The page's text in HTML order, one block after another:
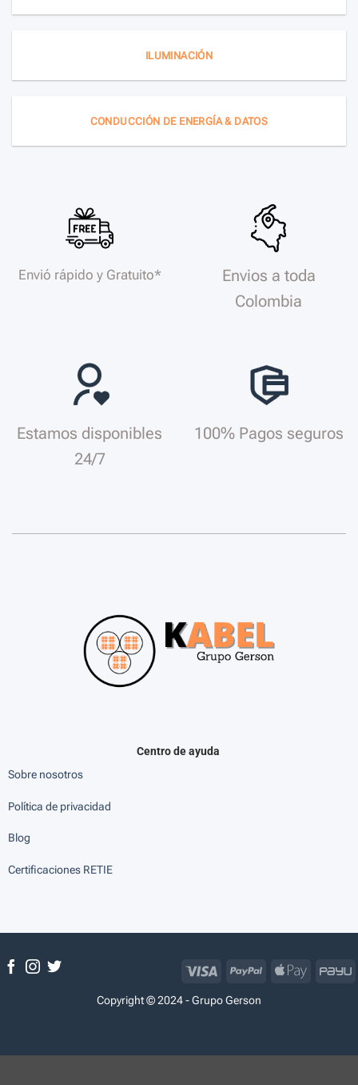
ILUMINACIÓN
CONDUCCIÓN DE ENERGÍA & DATOS
Envió rápido y Gratuito*
Envios a toda
Colombia
Estamos disponibles
24/7
100% Pagos seguros
Centro de ayuda
Sobre nosotros
Política de privacidad
Blog
Certificaciones RETIE
Copyright © 2024 - Grupo Gerson
Visa PayPal
Apple